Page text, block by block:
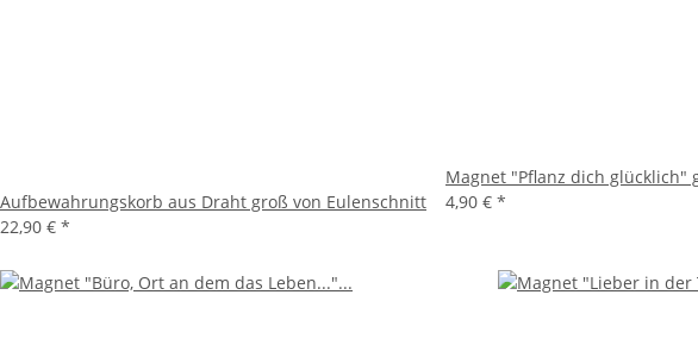
Aufbewahrungskorb aus Draht groß von Eulenschnitt
22,90 € *
Magnet "Pflanz dich glücklich"
4,90 € *